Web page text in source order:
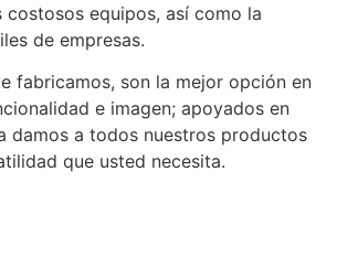
costosos equipos, así como la
de empresas.
fabricamos, son la mejor opción en
e imagen; apoyados en
damos a todos nuestros productos
que usted necesita.